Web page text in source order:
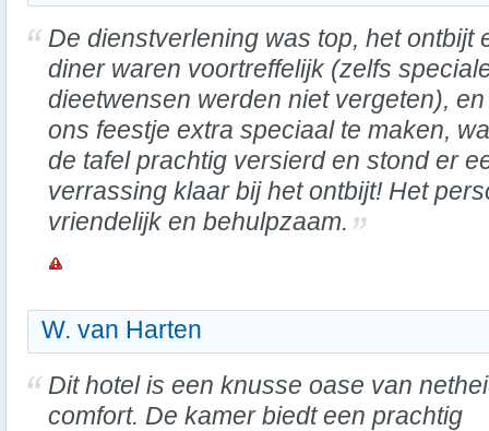
De dienstverlening was top, het ontbijt
diner waren voortreffelijk (zelfs
dieetwensen werden niet vergeten),
ons feestje extra speciaal te maken,
de tafel prachtig versierd en stond er
verrassing klaar bij het ontbijt! Het
vriendelijk en behulpzaam.
W. van Harten
Dit hotel is een knusse oase van
comfort. De kamer biedt een prachtig